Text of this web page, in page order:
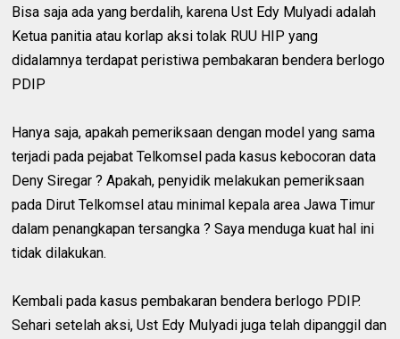
Bisa saja ada yang berdalih, karena Ust Edy Mulyadi adalah
Ketua panitia atau korlap aksi tolak RUU HIP yang
didalamnya terdapat peristiwa pembakaran bendera berlogo
PDIP
Hanya saja, apakah pemeriksaan dengan model yang sama
terjadi pada pejabat Telkomsel pada kasus kebocoran data
Deny Siregar ? Apakah, penyidik melakukan pemeriksaan
pada Dirut Telkomsel atau minimal kepala area Jawa Timur
dalam penangkapan tersangka ? Saya menduga kuat hal ini
tidak dilakukan.
Kembali pada kasus pembakaran bendera berlogo PDIP.
Sehari setelah aksi, Ust Edy Mulyadi juga telah dipanggil dan